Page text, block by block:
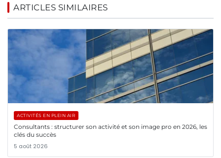
ARTICLES SIMILAIRES
ACTIVITÉS EN PLEIN AIR
Consultants : structurer son activité et son image pro en 2026, les
clés du succès
5 août 2026